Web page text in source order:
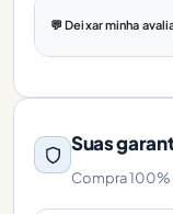
💬 Deixar minha
Suas
Compra 100%